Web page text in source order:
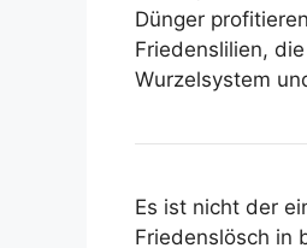
Dünger
Friedenslilien,
Wurzelsystem
Es ist nicht der
Friedenslösch in